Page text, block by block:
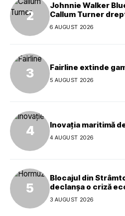
Johnnie Walker
Callum Turner
global al mărcii
6 AUGUST 2026
Fairline extinde
5 AUGUST 2026
Inovația maritimă
4 AUGUST 2026
Blocajul din
declanșa o criză
3 AUGUST 2026